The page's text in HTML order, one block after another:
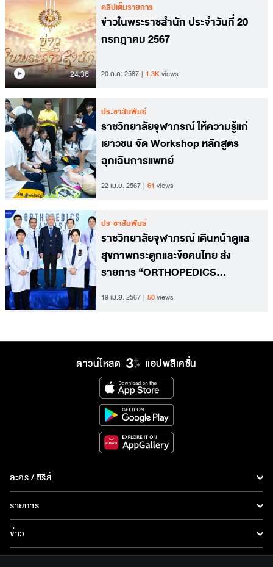
24.36
คลิปเต็มรายการ
ข่าวในพระราชสำนัก ประจำวันที่ 20
กรกฎาคม 2567
20 ก.ค. 2567 1.3Kviews
ประชาสัมพันธ์
ราชวิทยาลัยจุฬาภรณ์ ให้ความรู้แก่
เยาวชน จัด Workshop หลักสูตร
ฉุกเฉินการแพทย์
22 เม.ย. 2567 61 views
ประชาสัมพันธ์
ราชวิทยาลัยจุฬาภรณ์ เดินหน้าดูแล
สุขภาพกระดูกและข้อคนไทย ส่ง
รายการ “ORTHOPEDICS
PLAYLIST” รวมเพลย์ลิสต์ความรู้
สุขภาพกระดูกและข้อ
19 เม.ย. 2567 50views
ดาวน์โหลด แอปพลิเคชั่น
ละคร / ซีรีส์
ซีรีส์นานาชาติ
การ์ตูน & เกม
รายการ
ข่าว